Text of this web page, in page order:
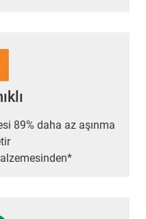
89% daha az aşınma